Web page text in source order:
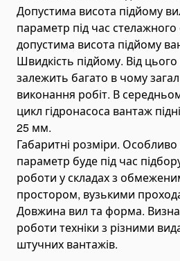
Гідронасоси
Шестеренні насоси
Аксіально-поршневі насоси
Поршневі насоси
Насоси-дозатори
Насоси для спецтехніки
Ручні гідронасоси
Пластинчаті насоси
Variable Vane Pumps
Yuken Vane Pumps
Запчастини для гідравлічних
Pompa Hidrolik Excavator
Допустима висота підйому
параметр під час стелажного
допустима висота підйому
Швидкість підйому. Від
залежить багато в чому
виконання робіт. В
цикл гідронасоса вантаж
25 мм.
Габаритні розміри.
параметр буде під час
роботи у складах з
простором, вузькими
Довжина вил та форма.
роботи техніки з різними
штучних вантажів.